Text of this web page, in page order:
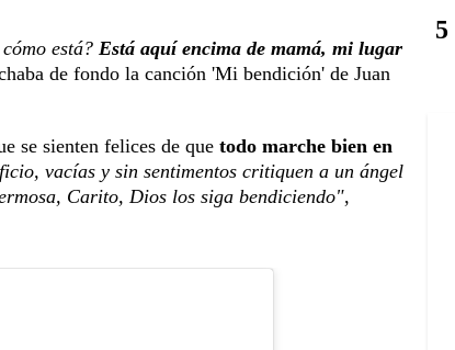
está? Está aquí encima de mamá, mi lugar
de fondo la canción 'Mi bendición' de Juan
se sienten felices de que todo marche bien en
vacías y sin sentimentos critiquen a un ángel
Carito, Dios los siga bendiciendo",